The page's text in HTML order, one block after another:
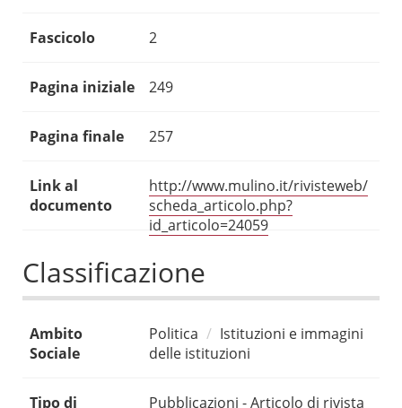
Fascicolo 2
Pagina iniziale 249
Pagina finale 257
Link al
documento
http://www.mulino.it/rivisteweb/
scheda_articolo.php?
id_articolo=24059
Classificazione
Ambito
Sociale
Politica
Istituzioni e immagini
delle istituzioni
Tipo di Pubblicazioni - Articolo di rivista